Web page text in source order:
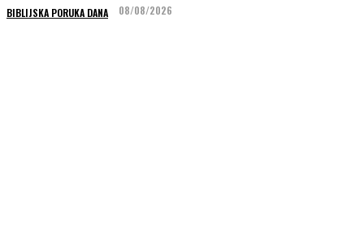
BIBLIJSKA PORUKA DANA 08/08/2026